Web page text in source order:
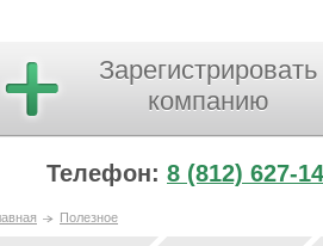
Зарегистрировать
компанию
Телефон: 8 (812) 627-
Полезное